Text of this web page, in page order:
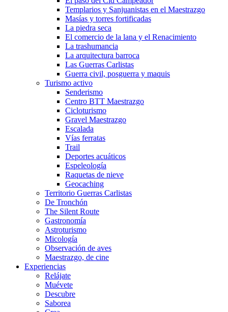
Templarios y Sanjuanistas en el Maestrazgo
Masías y torres fortificadas
La piedra seca
El comercio de la lana y el Renacimiento
La trashumancia
La arquitectura barroca
Las Guerras Carlistas
Guerra civil, posguerra y maquis
Turismo activo
Senderismo
Centro BTT Maestrazgo
Cicloturismo
Gravel Maestrazgo
Escalada
Vías ferratas
Trail
Deportes acuáticos
Espeleología
Raquetas de nieve
Geocaching
Territorio Guerras Carlistas
De Tronchón
The Silent Route
Gastronomía
Astroturismo
Micología
Observación de aves
Maestrazgo, de cine
Experiencias
Relájate
Muévete
Descubre
Saborea